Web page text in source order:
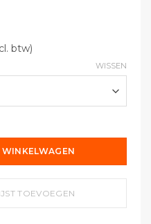
btw)
WISSEN
TOEVOEGEN